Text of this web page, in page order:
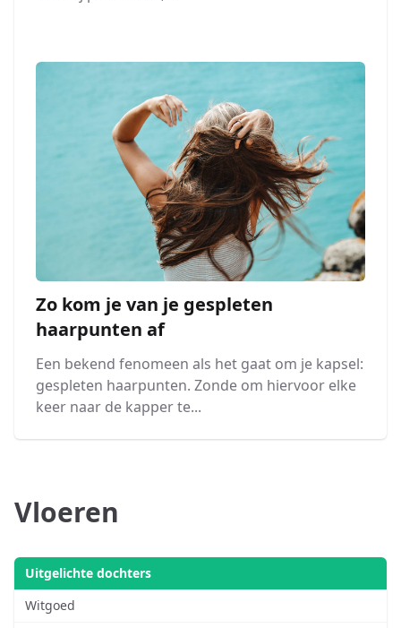
Zo kom je van je gespleten
haarpunten af
Een bekend fenomeen als het gaat om je kapsel:
gespleten haarpunten. Zonde om hiervoor elke
keer naar de kapper te...
Vloeren
Uitgelichte dochters
Witgoed